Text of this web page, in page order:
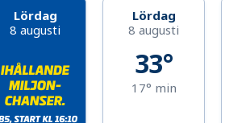
Lördag
8 augusti
Lördag
8 augusti
33°
17° min